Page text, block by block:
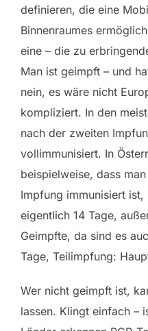
definieren, die eine
Binnenraumes
eine – die zu
Man ist geimpft – und
nein, es wäre nicht
kompliziert. In den
nach der zweiten
vollimmunisiert. In
beispielweise, dass
Impfung immunisiert
eigentlich 14 Tage,
Geimpfte, da sind es
Tage, Teilimpfung:
Wer nicht geimpft ist,
lassen. Klingt einfach –